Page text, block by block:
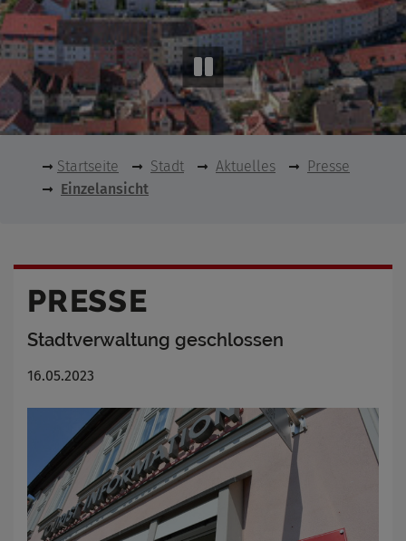
Startseite Stadt Aktuelles
Presse
Einzelansicht
PRESSE
Stadtverwaltung geschlossen
16.05.2023